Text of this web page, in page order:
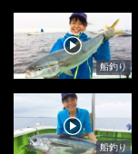
船釣り
船釣り